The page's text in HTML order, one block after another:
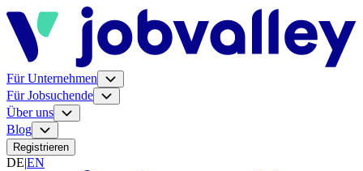
Für Unternehmen
Für Jobsuchende
Über uns
Blog
Registrieren
DE|EN